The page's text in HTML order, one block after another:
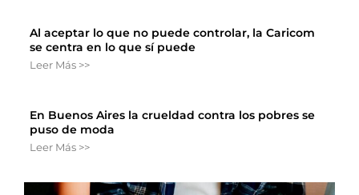
Al aceptar lo que no puede controlar, la Caricom
se centra en lo que sí puede
Leer Más >>
En Buenos Aires la crueldad contra los pobres se
puso de moda
Leer Más >>